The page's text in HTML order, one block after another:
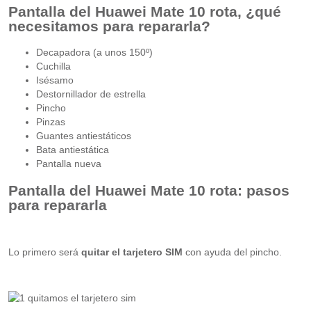
Pantalla del Huawei Mate 10 rota, ¿qué
necesitamos para repararla?
Decapadora (a unos 150º)
Cuchilla
Isésamo
Destornillador de estrella
Pincho
Pinzas
Guantes antiestáticos
Bata antiestática
Pantalla nueva
Pantalla del Huawei Mate 10 rota: pasos
para repararla
Lo primero será quitar el tarjetero SIM con ayuda del pincho.